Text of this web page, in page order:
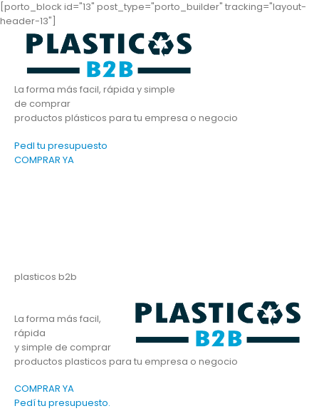
[porto_block id="13" post_type="porto_builder" tracking="layout-
header-13"]
La forma más facil, rápida y simple
de comprar
productos plásticos para tu empresa o negocio
PedI tu presupuesto
COMPRAR YA
plasticos b2b
La forma más facil,
rápida
y simple de comprar
productos plasticos para tu empresa o negocio
COMPRAR YA
Pedí tu presupuesto.